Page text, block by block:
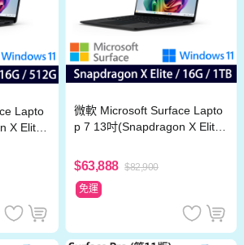
Lapto
X Elite/
微軟 Microsoft Surface Lapto
p 7 13吋(Snapdragon X Elite/
$63,888 $82,900
免運